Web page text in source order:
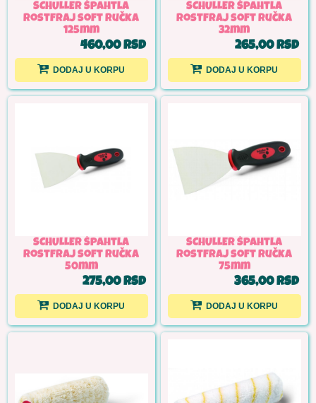
SCHULLER Špahtla
rostfraj soft ručka
125mm
460,00 RSD
DODAJ U KORPU
SCHULLER Špahtla
rostfraj soft ručka
32mm
265,00 RSD
DODAJ U KORPU
SCHULLER Špahtla
rostfraj soft ručka
50mm
275,00 RSD
DODAJ U KORPU
SCHULLER Špahtla
rostfraj soft ručka
75mm
365,00 RSD
DODAJ U KORPU